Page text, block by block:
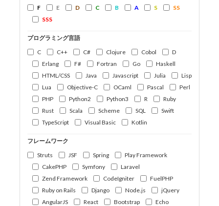
F
E D C B A S
SS
SSS
プログラミング言語
C
C++ C# Clojure Cobol
D
Erlang
F# Fortran Go
Haskell
HTML/CSS
Java Javascript Julia
Lisp
Lua
Objective-C OCaml Pascal
Perl
PHP
Python2 Python3 R
Ruby
Rust
Scala Scheme SQL
Swift
TypeScript
Visual Basic Kotlin
フレームワーク
Struts
JSF Spring
Play Framework
CakePHP
Symfony
Laravel
Zend Framework
CodeIgniter
FuelPHP
Ruby on Rails
Django Node.js
jQuery
AngularJS
React Bootstrap
Echo